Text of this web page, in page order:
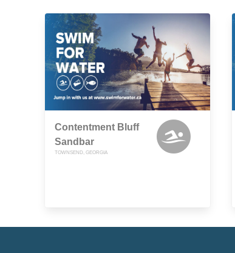
Contentment Bluff
Sandbar
TOWNSEND, GEORGIA